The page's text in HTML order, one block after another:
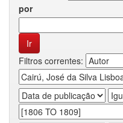
por
Filtros correntes: